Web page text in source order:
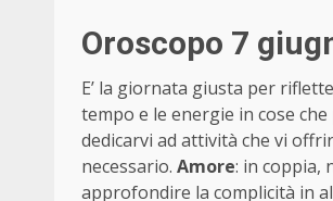
Oroscopo 7
E’ la giornata giusta per
tempo e le energie in cose
dedicarvi ad attività che vi
necessario. Amore: in coppia,
approfondire la complicità in